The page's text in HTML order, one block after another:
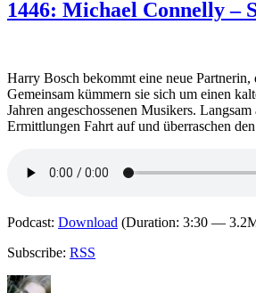
&
1446: Michael Connelly –
Harry Bosch bekommt eine neue Partnerin,
Gemeinsam kümmern sie sich um einen
Jahren angeschossenen Musikers.
Ermittlungen Fahrt auf und überraschen
Podcast: Download (Duration: 3:30 —
Subscribe: RSS
Autor